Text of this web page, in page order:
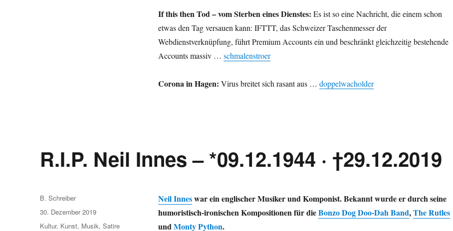
If this then Tod – vom Sterben eines Dienstes: Es ist so eine Nachricht, die einem schon
etwas den Tag versauen kann: IFTTT, das Schweizer Taschenmesser der
Webdienstverknüpfung, führt Premium Accounts ein und beschränkt gleichzeitig bestehende
Accounts massiv … schmalenstroer
Corona in Hagen: Virus breitet sich rasant aus … doppelwacholder
R.I.P. Neil Innes – *09.12.1944 · †29.12.2019
Neil Inneswar ein englischer Musiker und Komponist. Bekannt wurde er durch seine
humoristisch-ironischen Kompositionen für dieBonzo Dog Doo-Dah Band,The Rutles
undMonty Python.
Autor
B. Schreiber
Veröffentlicht
am
30. Dezember 2019
Kategorien
Kultur, Kunst, Musik,Satire